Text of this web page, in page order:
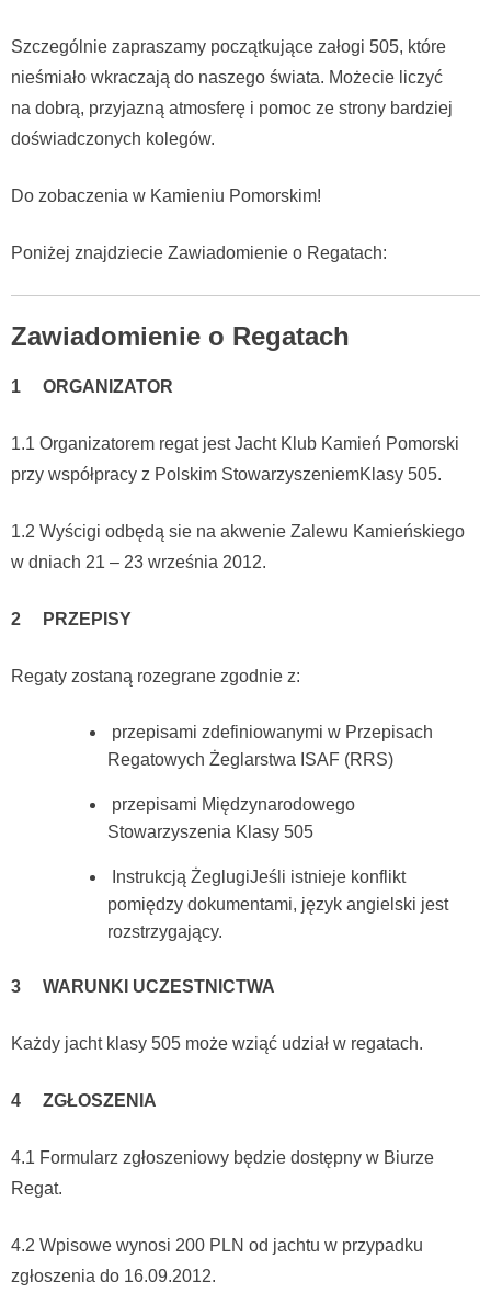
Szczególnie zapraszamy początkujące załogi 505, które
nieśmiało wkraczają do naszego świata. Możecie liczyć
na dobrą, przyjazną atmosferę i pomoc ze strony bardziej
doświadczonych kolegów.
Do zobaczenia w Kamieniu Pomorskim!
Poniżej znajdziecie Zawiadomienie o Regatach:
Zawiadomienie o Regatach
1 ORGANIZATOR
1.1 Organizatorem regat jest Jacht Klub Kamień Pomorski
przy współpracy z Polskim StowarzyszeniemKlasy 505.
1.2 Wyścigi odbędą sie na akwenie Zalewu Kamieńskiego
w dniach 21 – 23 września 2012.
2 PRZEPISY
Regaty zostaną rozegrane zgodnie z:
przepisami zdefiniowanymi w Przepisach
Regatowych Żeglarstwa ISAF (RRS)
przepisami Międzynarodowego
Stowarzyszenia Klasy 505
Instrukcją ŻeglugiJeśli istnieje konflikt
pomiędzy dokumentami, język angielski jest
rozstrzygający.
3 WARUNKI UCZESTNICTWA
Każdy jacht klasy 505 może wziąć udział w regatach.
4 ZGŁOSZENIA
4.1 Formularz zgłoszeniowy będzie dostępny w Biurze
Regat.
4.2 Wpisowe wynosi 200 PLN od jachtu w przypadku
zgłoszenia do 16.09.2012.